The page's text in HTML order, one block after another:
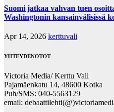
Suomi jatkaa vahvan tuen
Washingtonin kansainvälisissä
Apr 14, 2026 kerttuvali
YHTEYDENOTOT
Victoria Media/ Kerttu Vali
Pajamäenkatu 14, 48600 Kotka
Puh/SMS: 040-5563129
email: